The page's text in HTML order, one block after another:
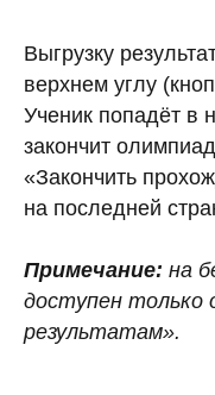
Выгрузку
верхнем углу
Ученик попадёт в
закончит
«Закончить
на последней
Примечание: на
доступен только
результатам».